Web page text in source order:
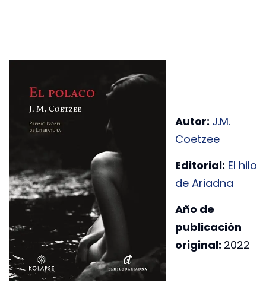
Autor: J.M.
Coetzee
Editorial: El hilo
de Ariadna
Año de
publicación
original: 2022